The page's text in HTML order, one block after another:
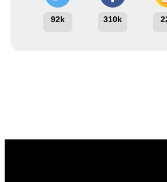
92k 310k